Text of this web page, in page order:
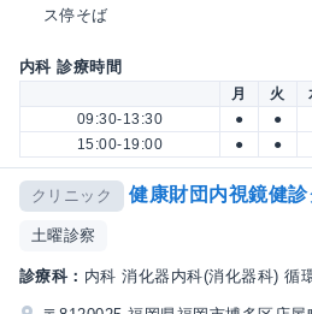
ス停そば
内科 診療時間
月 火
09:30-13:30
● ●
15:00-19:00
● ●
クリニック 健康財団内視鏡健診
土曜診察
診療科： 内科 消化器内科(消化器科) 循